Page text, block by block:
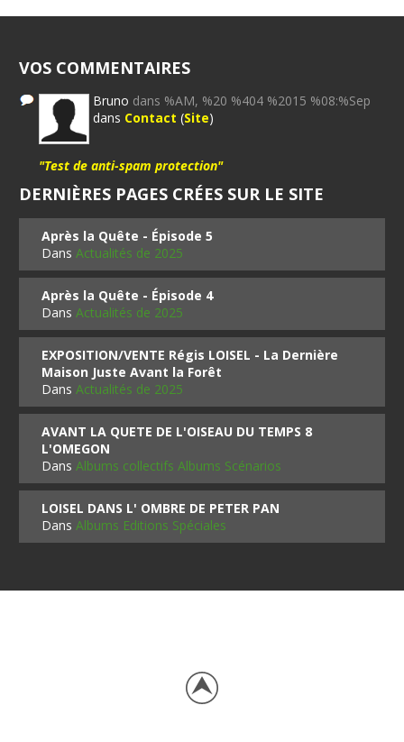
VOS COMMENTAIRES
Bruno dans %AM, %20 %404 %2015 %08:%Sep
dans Contact (Site)
"Test de anti-spam protection"
DERNIÈRES PAGES CRÉES SUR LE SITE
Après la Quête - Épisode 5
DansActualités de 2025
Après la Quête - Épisode 4
DansActualités de 2025
EXPOSITION/VENTE Régis LOISEL - La Dernière
Maison Juste Avant la Forêt
DansActualités de 2025
AVANT LA QUETE DE L'OISEAU DU TEMPS 8
L'OMEGON
DansAlbums collectifs Albums Scénarios
LOISEL DANS L' OMBRE DE PETER PAN
DansAlbums Editions Spéciales